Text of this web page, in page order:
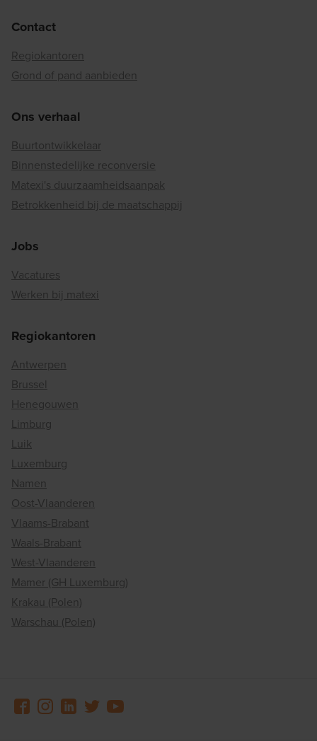
Contact
Regiokantoren
Grond of pand aanbieden
Ons verhaal
Buurtontwikkelaar
Binnenstedelijke reconversie
Matexi's duurzaamheidsaanpak
Betrokkenheid bij de maatschappij
Jobs
Vacatures
Werken bij matexi
Regiokantoren
Antwerpen
Brussel
Henegouwen
Limburg
Luik
Luxemburg
Namen
Oost-Vlaanderen
Vlaams-Brabant
Waals-Brabant
West-Vlaanderen
Mamer (GH Luxemburg)
Krakau (Polen)
Warschau (Polen)